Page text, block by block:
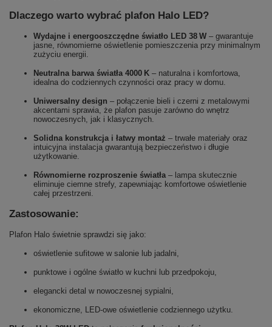
Dlaczego warto wybrać plafon Halo LED?
Wydajne i energooszczędne światło LED 38 W – gwarantuje
jasne, równomierne oświetlenie pomieszczenia przy minimalnym
zużyciu energii.
Neutralna barwa światła 4000 K – naturalna i komfortowa,
idealna do codziennych czynności oraz pracy w domu.
Uniwersalny design – połączenie bieli i czerni z metalowymi
akcentami sprawia, że plafon pasuje zarówno do wnętrz
nowoczesnych, jak i klasycznych.
Solidna konstrukcja i łatwy montaż – trwałe materiały oraz
intuicyjna instalacja gwarantują bezpieczeństwo i długie
użytkowanie.
Równomierne rozproszenie światła– lampa skutecznie
eliminuje ciemne strefy, zapewniając komfortowe oświetlenie
całej przestrzeni.
Zastosowanie:
Plafon Halo świetnie sprawdzi się jako:
oświetlenie sufitowe w salonie lub jadalni,
punktowe i ogólne światło w kuchni lub przedpokoju,
elegancki detal w nowoczesnej sypialni,
ekonomiczne, LED-owe oświetlenie codziennego użytku.